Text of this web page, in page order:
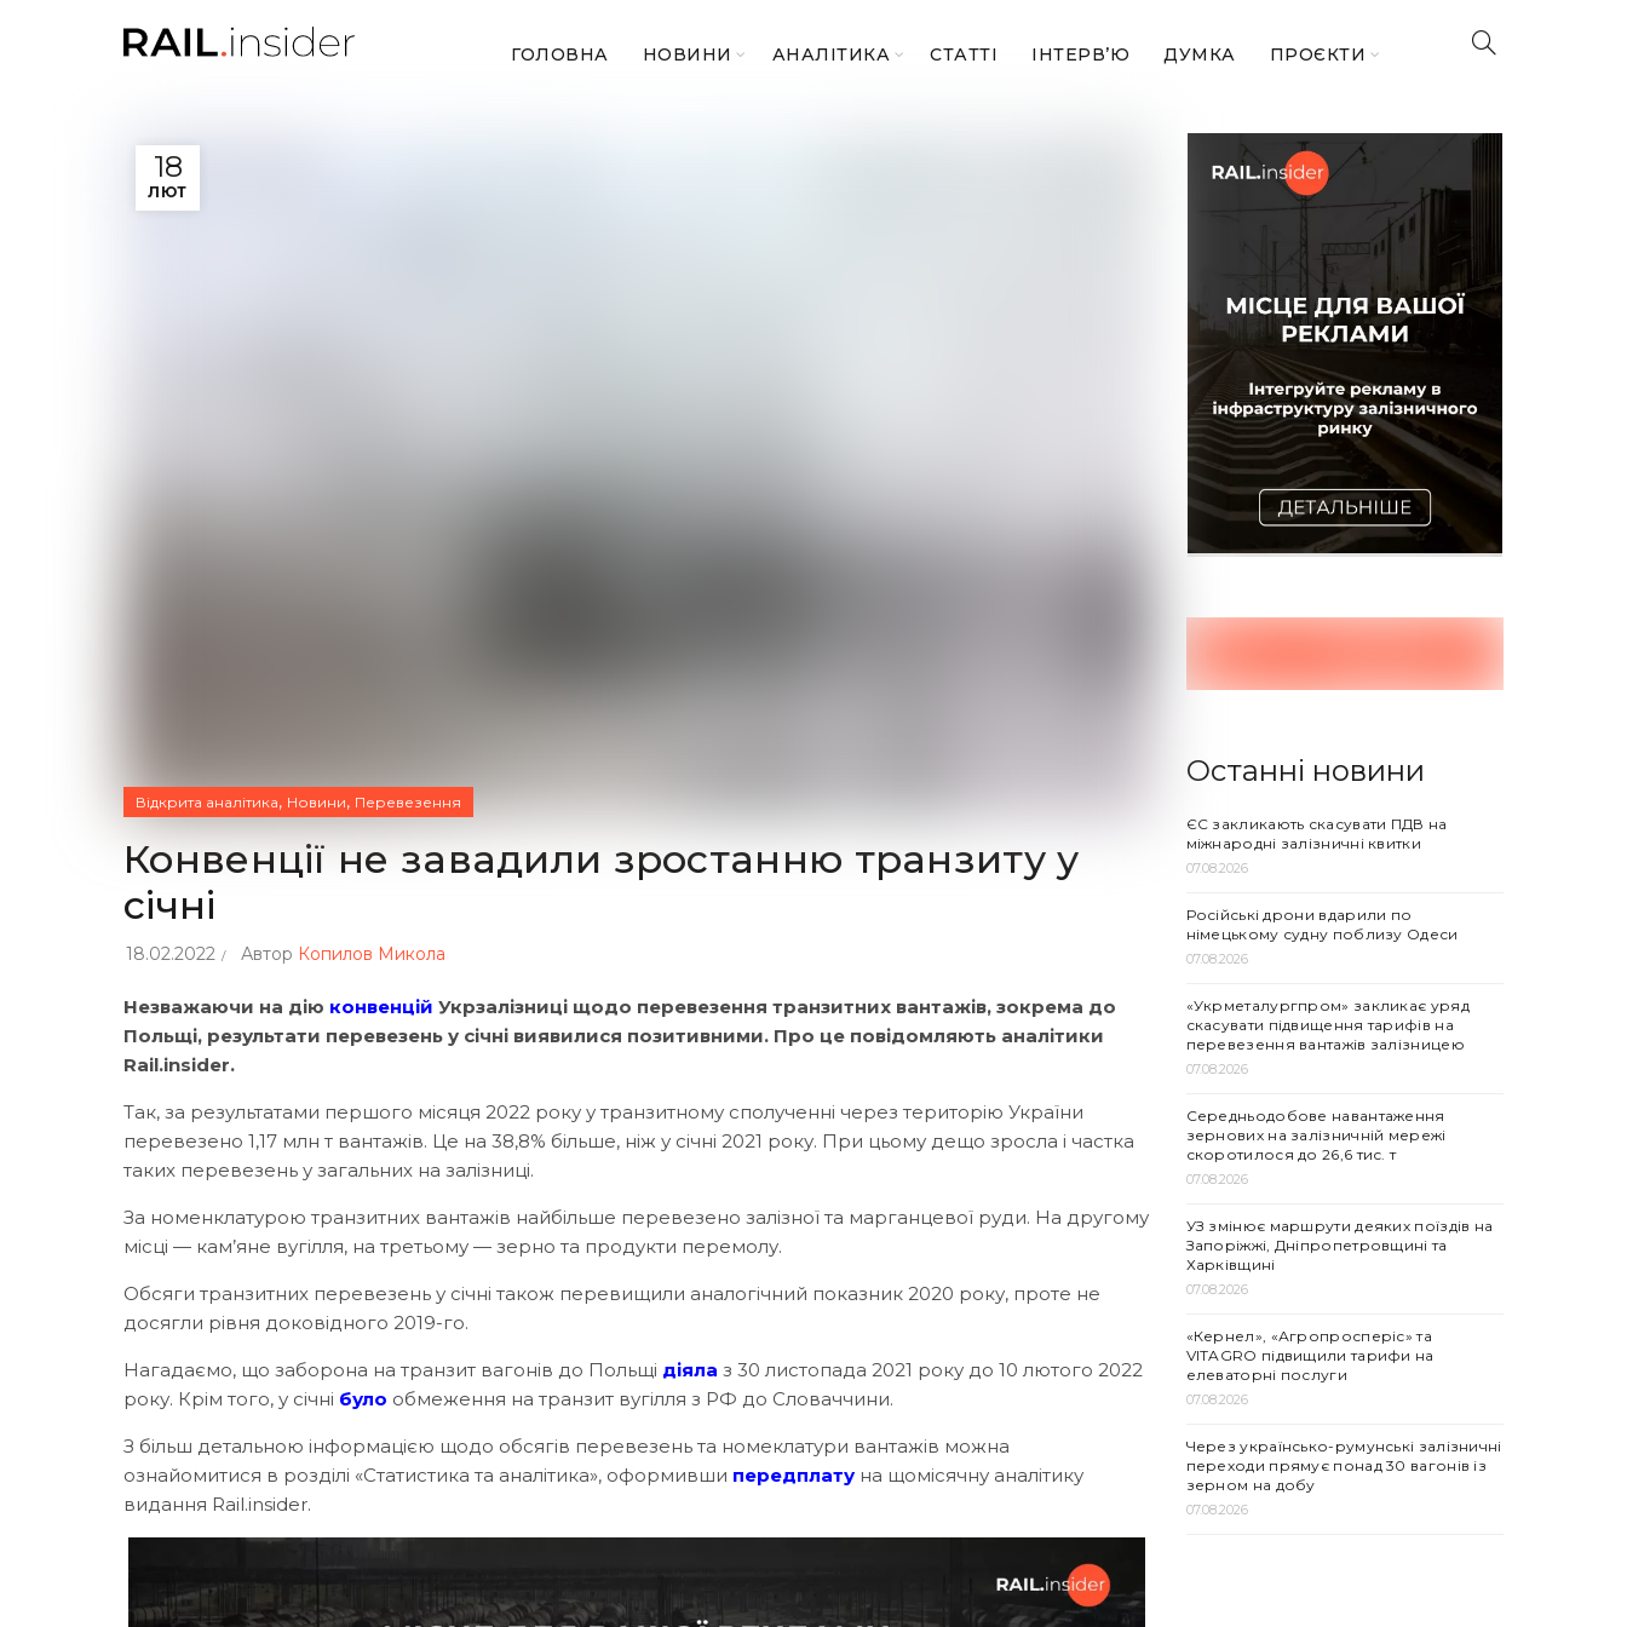
ГОЛОВНА НОВИНИ АНАЛІТИКА СТАТТІ ІНТЕРВ’Ю ДУМКА ПРОЄКТИ
18
ЛЮТ
Відкрита аналітика, Новини, Перевезення
Конвенції не завадили зростанню транзиту у
січні
18.02.2022 Автор Копилов Микола
Незважаючи на дію конвенцій Укрзалізниці щодо перевезення транзитних вантажів, зокрема до
Польщі, результати перевезень у січні виявилися позитивними. Про це повідомляють аналітики
Rail.insider.
Так, за результатами першого місяця 2022 року у транзитному сполученні через територію України
перевезено 1,17 млн т вантажів. Це на 38,8% більше, ніж у січні 2021 року. При цьому дещо зросла і частка
таких перевезень у загальних на залізниці.
За номенклатурою транзитних вантажів найбільше перевезено залізної та марганцевої руди. На другому
місці — кам’яне вугілля, на третьому — зерно та продукти перемолу.
Обсяги транзитних перевезень у січні також перевищили аналогічний показник 2020 року, проте не
досягли рівня доковідного 2019-го.
Нагадаємо, що заборона на транзит вагонів до Польщі діяла з 30 листопада 2021 року до 10 лютого 2022
року. Крім того, у січні було обмеження на транзит вугілля з РФ до Словаччини.
З більш детальною інформацією щодо обсягів перевезень та номеклатури вантажів можна
ознайомитися в розділі «Статистика та аналітика», оформивши передплату на щомісячну аналітику
видання Rail.insider.
Останні новини
ЄС закликають скасувати ПДВ на
міжнародні залізничні квитки
07.08.2026
Російські дрони вдарили по
німецькому судну поблизу Одеси
07.08.2026
«Укрметалургпром» закликає уряд
скасувати підвищення тарифів на
перевезення вантажів залізницею
07.08.2026
Середньодобове навантаження
зернових на залізничній мережі
скоротилося до 26,6 тис. т
07.08.2026
УЗ змінює маршрути деяких поїздів на
Запоріжжі, Дніпропетровщині та
Харківщині
07.08.2026
«Кернел», «Агропросперіс» та
VITAGRO підвищили тарифи на
елеваторні послуги
07.08.2026
Через українсько-румунські залізничні
переходи прямує понад 30 вагонів із
зерном на добу
07.08.2026